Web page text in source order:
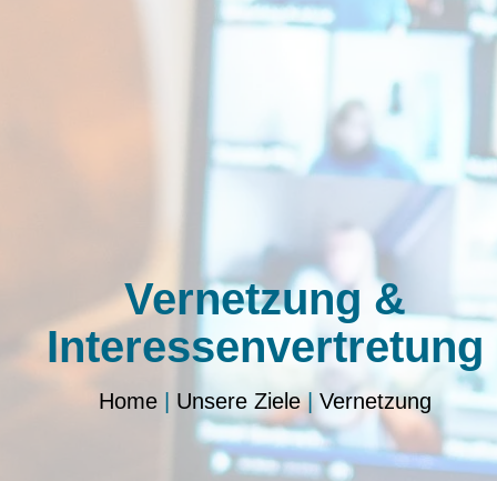
Vernetzung &
Interessenvertretung
Home Unsere Ziele| Vernetzung